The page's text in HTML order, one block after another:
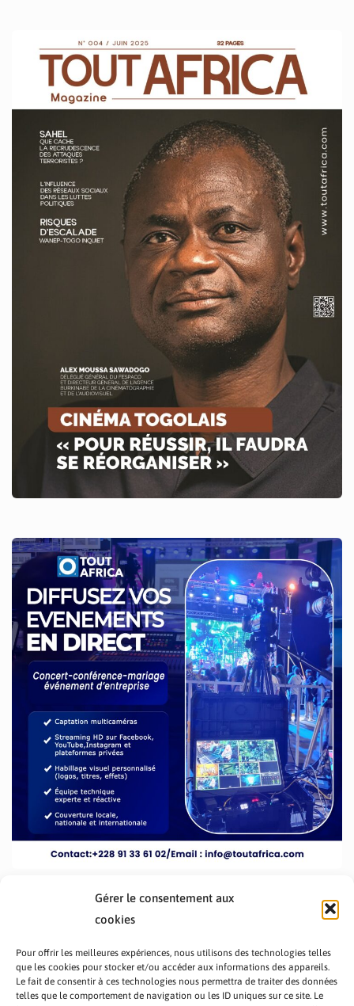
Gérer le consentement aux
cookies
Pour offrir les meilleures expériences, nous utilisons des technologies telles
que les cookies pour stocker et/ou accéder aux informations des appareils.
Le fait de consentir à ces technologies nous permettra de traiter des données
telles que le comportement de navigation ou les ID uniques sur ce site. Le